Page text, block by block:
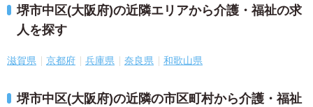
堺市中区(大阪府)の近隣エリアから介護・福祉の求
人を探す
滋賀県 京都府 兵庫県 奈良県 和歌山県
堺市中区(大阪府)の近隣の市区町村から介護・福祉